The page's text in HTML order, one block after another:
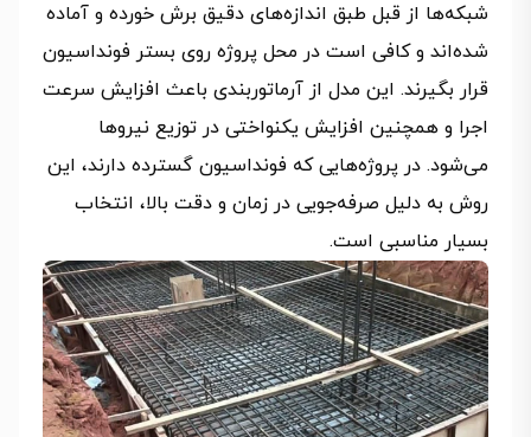
شبکه‌ها از قبل طبق اندازه‌های دقیق برش خورده و آماده
شده‌اند و کافی است در محل پروژه روی بستر فونداسیون
قرار بگیرند. این مدل از آرماتوربندی باعث افزایش سرعت
اجرا و همچنین افزایش یکنواختی در توزیع نیروها
می‌شود. در پروژه‌هایی که فونداسیون گسترده دارند، این
روش به دلیل صرفه‌جویی در زمان و دقت بالا، انتخاب
بسیار مناسبی است.